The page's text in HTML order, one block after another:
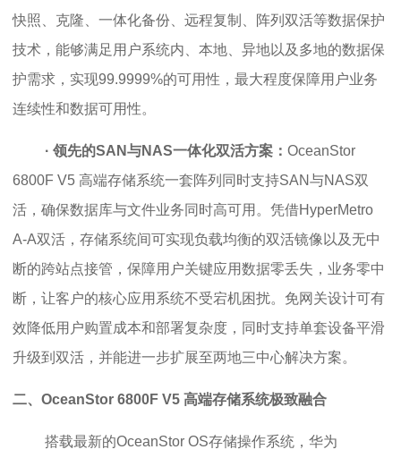
快照、克隆、一体化备份、远程复制、阵列双活等数据保护
技术，能够满足用户系统内、本地、异地以及多地的数据保
护需求，实现99.9999%的可用性，最大程度保障用户业务
连续性和数据可用性。
· 领先的SAN与NAS一体化双活方案：OceanStor
6800F V5 高端存储系统一套阵列同时支持SAN与NAS双
活，确保数据库与文件业务同时高可用。凭借HyperMetro
A-A双活，存储系统间可实现负载均衡的双活镜像以及无中
断的跨站点接管，保障用户关键应用数据零丢失，业务零中
断，让客户的核心应用系统不受宕机困扰。免网关设计可有
效降低用户购置成本和部署复杂度，同时支持单套设备平滑
升级到双活，并能进一步扩展至两地三中心解决方案。
二、 OceanStor 6800F V5 高端存储系统极致融合
搭载最新的OceanStor OS存储操作系统，华为